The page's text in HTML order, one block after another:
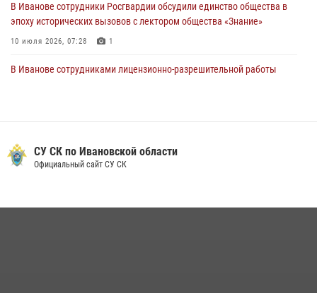
В Иванове сотрудники Росгвардии обсудили единство общества в
эпоху исторических вызовов с лектором общества «Знание»
10 июля 2026, 07:28 1
В Иванове сотрудниками лицензионно-разрешительной работы
более 250 единиц оружия
08 июля 2026, 09:39
схожий с гранатой
СУ СК по Ивановской области
Официальный сайт СУ СК